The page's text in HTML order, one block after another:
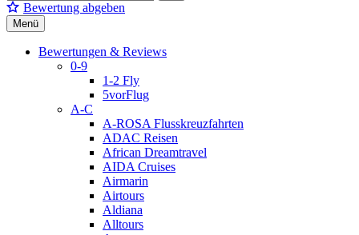
Bewertung abgeben
Menü
Bewertungen & Reviews
0-9
1-2 Fly
5vorFlug
A-C
A-ROSA Flusskreuzfahrten
ADAC Reisen
African Dreamtravel
AIDA Cruises
Airmarin
Airtours
Aldiana
Alltours